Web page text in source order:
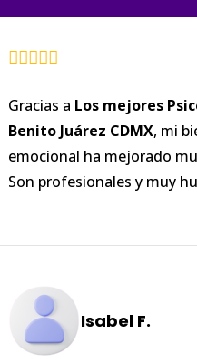
Gracias a Los mejores
Benito Juárez CDMX, mi
emocional ha mejorado
Son profesionales y muy
Isabel F.